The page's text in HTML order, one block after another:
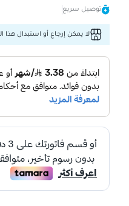
توصيل سريع
لا يمكن إرجاع أو استبدال هذا